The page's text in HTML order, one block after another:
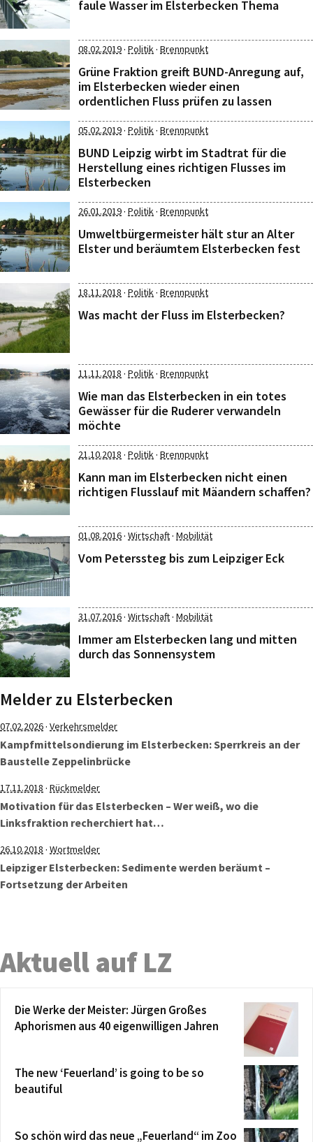
faule Wasser im Elsterbecken Thema
08.02.2019· Politik· Brennpunkt
Grüne Fraktion greift BUND-Anregung auf,
im Elsterbecken wieder einen
ordentlichen Fluss prüfen zu lassen
05.02.2019· Politik· Brennpunkt
BUND Leipzig wirbt im Stadtrat für die
Herstellung eines richtigen Flusses im
Elsterbecken
26.01.2019· Politik· Brennpunkt
Umweltbürgermeister hält stur an Alter
Elster und beräumtem Elsterbecken fest
18.11.2018 · Politik· Brennpunkt
Was macht der Fluss im Elsterbecken?
11.11.2018 · Politik· Brennpunkt
Wie man das Elsterbecken in ein totes
Gewässer für die Ruderer verwandeln
möchte
21.10.2018 · Politik· Brennpunkt
Kann man im Elsterbecken nicht einen
richtigen Flusslauf mit Mäandern schaffen?
01.08.2016· Wirtschaft· Mobilität
Vom Peterssteg bis zum Leipziger Eck
31.07.2016· Wirtschaft· Mobilität
Immer am Elsterbecken lang und mitten
durch das Sonnensystem
Melder zu Elsterbecken
07.02.2026· Verkehrsmelder
Kampfmittelsondierung im Elsterbecken: Sperrkreis an der
Baustelle Zeppelinbrücke
17.11.2018 · Rückmelder
Motivation für das Elsterbecken – Wer weiß, wo die
Linksfraktion recherchiert hat…
26.10.2018 · Wortmelder
Leipziger Elsterbecken: Sedimente werden beräumt –
Fortsetzung der Arbeiten
Aktuell auf LZ
Die Werke der Meister: Jürgen Großes
Aphorismen aus 40 eigenwilligen Jahren
The new ‘Feuerland’ is going to be so
beautiful
So schön wird das neue „Feuerland“ im Zoo